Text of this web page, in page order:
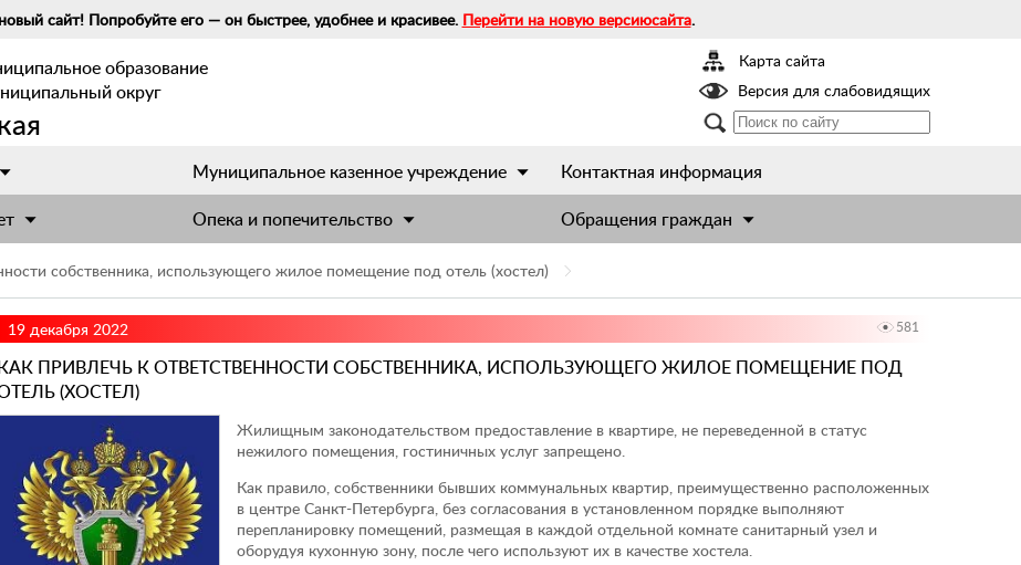
сайт! Попробуйте его — он быстрее, удобнее и красивее. Перейти на новую версиюсайта.
образование
округ
Карта сайта
Версия для слабовидящих
Муниципальное казенное учреждение
Контактная информация
Опека и попечительство Обращения граждан
собственника, использующего жилое помещение под отель (хостел)
19 декабря 2022 581
ПРИВЛЕЧЬ К ОТВЕТСТВЕННОСТИ СОБСТВЕННИКА, ИСПОЛЬЗУЮЩЕГО ЖИЛОЕ ПОМЕЩЕНИЕ ПОД
(ХОСТЕЛ)
Жилищным законодательством предоставление в квартире, не переведенной в статус
нежилого помещения, гостиничных услуг запрещено.
Как правило, собственники бывших коммунальных квартир, преимущественно расположенных
в центре Санкт-Петербурга, без согласования в установленном порядке выполняют
перепланировку помещений, размещая в каждой отдельной комнате санитарный узел и
оборудуя кухонную зону, после чего используют их в качестве хостела.